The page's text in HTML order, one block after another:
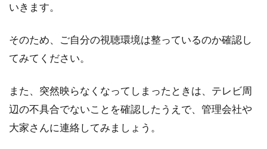
いきます。
そのため、ご自分の視聴環境は整っているのか確認し
てみてください。
また、突然映らなくなってしまったときは、テレビ周
辺の不具合でないことを確認したうえで、管理会社や
大家さんに連絡してみましょう。